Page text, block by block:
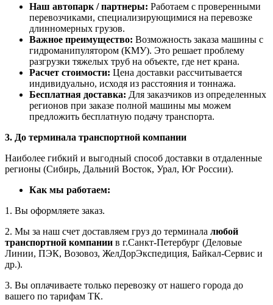
Наш автопарк / партнеры: Работаем с проверенными
перевозчиками, специализирующимися на перевозке
длинномерных грузов.
Важное преимущество: Возможность заказа машины с
гидроманипулятором (КМУ). Это решает проблему
разгрузки тяжелых труб на объекте, где нет крана.
Расчет стоимости: Цена доставки рассчитывается
индивидуально, исходя из расстояния и тоннажа.
Бесплатная доставка: Для заказчиков из определенных
регионов при заказе полной машины мы можем
предложить бесплатную подачу транспорта.
3. До терминала транспортной компании
Наиболее гибкий и выгодный способ доставки в отдаленные
регионы (Сибирь, Дальний Восток, Урал, Юг России).
Как мы работаем:
1. Вы оформляете заказ.
2. Мы за наш счет доставляем груз до терминала любой
транспортной компании в г.Санкт-Петербург (Деловые
Линии, ПЭК, Возовоз, ЖелДорЭкспедиция, Байкал-Сервис и
др.).
3. Вы оплачиваете только перевозку от нашего города до
вашего по тарифам ТК.